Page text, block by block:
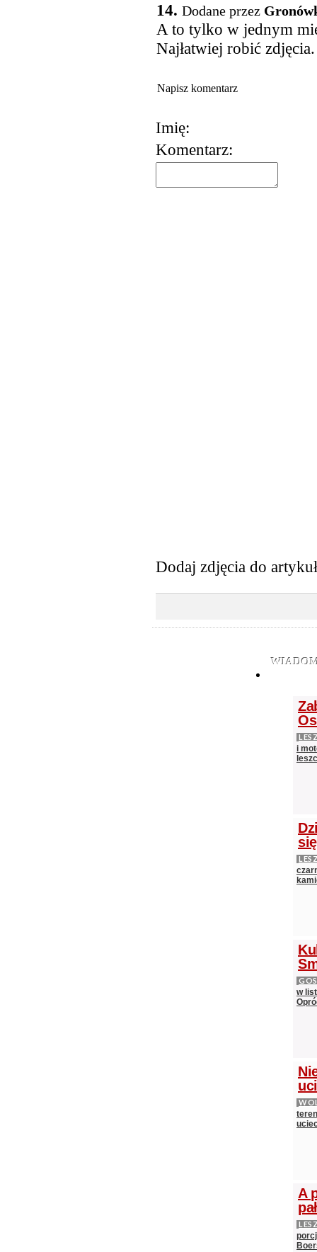
14. Dodane przez
A to tylko w jednym
Najłatwiej robić
Napisz komentarz
Imię:
Komentarz:
Dodaj zdjęcia do
i
w
A